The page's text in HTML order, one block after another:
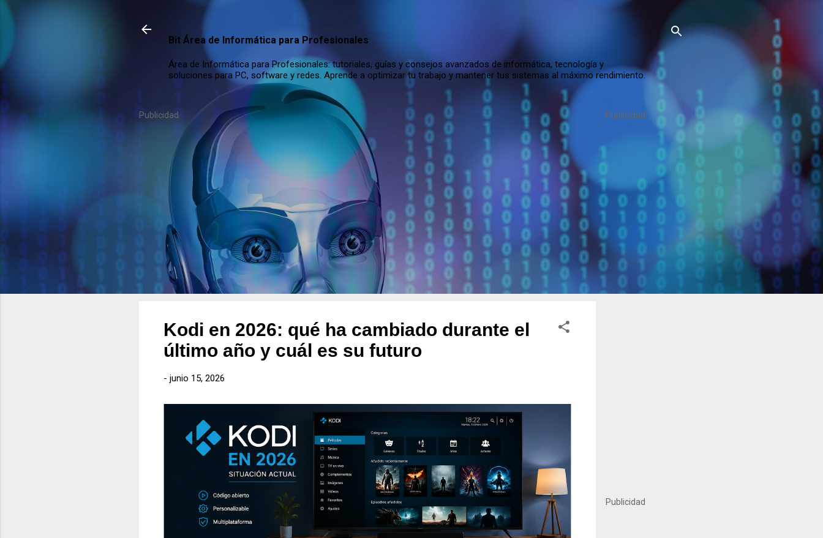
Bit Área de Informática para Profesionales
Área de Informática para Profesionales: tutoriales, guías y consejos avanzados de informática, tecnología y
soluciones para PC, software y redes. Aprende a optimizar tu trabajo y mantener tus sistemas al máximo rendimiento.
Publicidad
Publicidad
Publicidad
Kodi en 2026: qué ha cambiado durante el
último año y cuál es su futuro
- junio 15, 2026